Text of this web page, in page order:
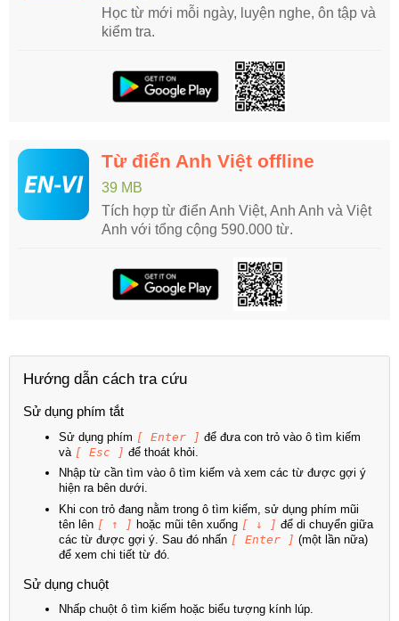
Học từ mới mỗi ngày, luyện nghe, ôn tập và
kiểm tra.
Từ điển Anh Việt offline
39 MB
Tích hợp từ điển Anh Việt, Anh Anh và Việt
Anh với tổng cộng 590.000 từ.
Hướng dẫn cách tra cứu
Sử dụng phím tắt
Sử dụng phím [ Enter ] để đưa con trỏ vào ô tìm kiếm
và [ Esc ] để thoát khỏi.
Nhập từ cần tìm vào ô tìm kiếm và xem các từ được gợi ý
hiện ra bên dưới.
Khi con trỏ đang nằm trong ô tìm kiếm, sử dụng phím mũi
tên lên [ ↑ ] hoặc mũi tên xuống [ ↓ ] để di chuyển giữa
các từ được gợi ý. Sau đó nhấn [ Enter ] (một lần nữa)
để xem chi tiết từ đó.
Sử dụng chuột
Nhấp chuột ô tìm kiếm hoặc biểu tượng kính lúp.